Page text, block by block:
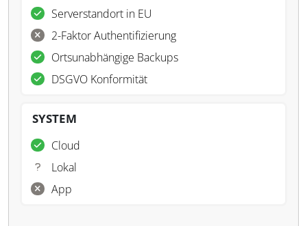
Serverstandort in EU
2-Faktor Authentifizierung
Ortsunabhängige Backups
DSGVO Konformität
SYSTEM
Cloud
Lokal
App